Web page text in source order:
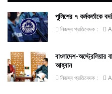
পুলিশের ৭ কর্মকর্তাকে
নিজস্ব প্রতিবেদক :
বাংলাদেশ-
আহ্বান
নিজস্ব প্রতিবেদক :